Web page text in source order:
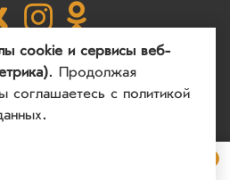
Кафе Smile. Разработка и
-Vegas Studio
cookie и сервисы веб-
. Продолжая
соглашаетесь с политикой
.